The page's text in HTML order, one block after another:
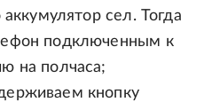
аккумулятор сел. Тогда
подключенным к
на полчаса;
кнопку